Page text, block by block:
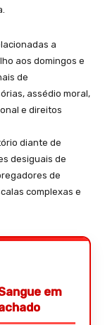
a
aos domingos e
de
assédio moral,
e direitos
diante de
desiguais de
de
complexas e
em